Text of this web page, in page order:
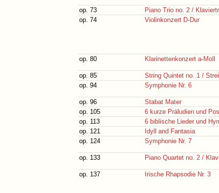
op. 73
Piano Trio no. 2 /
op. 74
Violinkonzert D-Dur
op. 80 Klarinettenkonzert a-Moll
op. 85
String Quintet no. 1 /
op. 94
Symphonie Nr. 6
op. 96
Stabat Mater
op. 105
6 kurze Präludien und
op. 113
6 biblische Lieder und
op. 121
Idyll and Fantasia
op. 124
Symphonie Nr. 7
op. 133 Piano Quartet no. 2 /
op. 137 Irische Rhapsodie Nr. 3